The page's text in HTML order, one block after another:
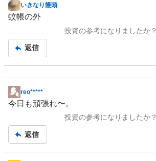
掲
示
事
いきなり饅頭
蚊帳の外
投資の参考になりましたか？
返信
掲
示
事
reo*****
今日も頑張れ〜。
投資の参考になりましたか？
返信